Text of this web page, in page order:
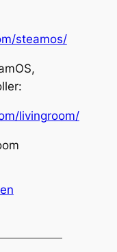
steamos/
livingroom/